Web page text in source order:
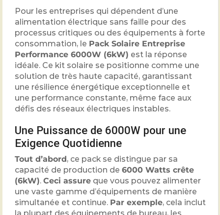
Pour les entreprises qui dépendent d’une
alimentation électrique sans faille pour des
processus critiques ou des équipements à forte
consommation, le Pack Solaire Entreprise
Performance 6000W (6kW) est la réponse
idéale. Ce kit solaire se positionne comme une
solution de très haute capacité, garantissant
une résilience énergétique exceptionnelle et
une performance constante, même face aux
défis des réseaux électriques instables.
Une Puissance de 6000W pour une
Exigence Quotidienne
Tout d’abord, ce pack se distingue par sa
capacité de production de 6000 Watts crête
(6kW). Ceci assure que vous pouvez alimenter
une vaste gamme d’équipements de manière
simultanée et continue. Par exemple, cela inclut